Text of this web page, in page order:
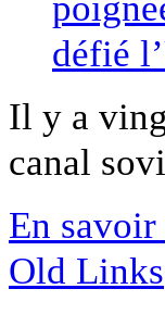
Il y a
canal
En
Old Links